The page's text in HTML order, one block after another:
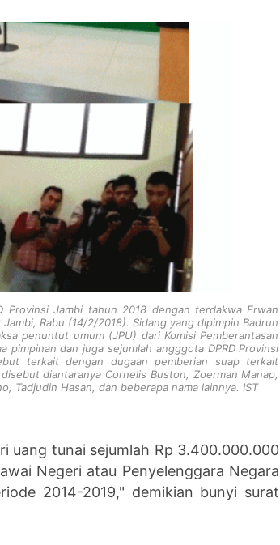
Provinsi Jambi tahun 2018 dengan terdakwa Erwan
Rabu (14/2/2018). Sidang yang dipimpin Badrun
penuntut umum (JPU) dari Komisi Pemberantasan
pimpinan dan juga sejumlah angggota DPRD Provinsi
terkait dengan dugaan pemberian suap terkait
diantaranya Cornelis Buston, Zoerman Manap,
Tadjudin Hasan, dan beberapa nama lainnya. IST
uang tunai sejumlah Rp 3.400.000.000
Negeri atau Penyelenggara Negara
2014-2019," demikian bunyi surat